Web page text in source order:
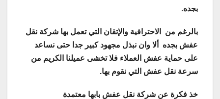
بجده.
بالرغم من الاحترافية والإتقان التي تعمل بها شركة نقل
عفش بجده ألا وان نبذل مجهود كبير جدا حتى نساعد
على حماية عفش العملاء فلا تخشى عميلنا الكريم من
سرعة نقل عفش التي نقوم بها.
خذ فكرة عن شركة نقل عفش بابها معتمدة